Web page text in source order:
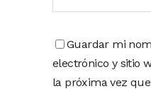
Guardar mi
electrónico y sitio
la próxima vez